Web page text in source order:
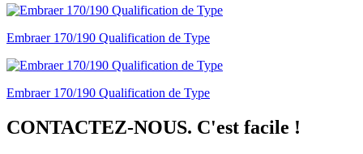
Embraer 170/190 Qualification de Type
Embraer 170/190 Qualification de Type
CONTACTEZ-NOUS. C'est facile !